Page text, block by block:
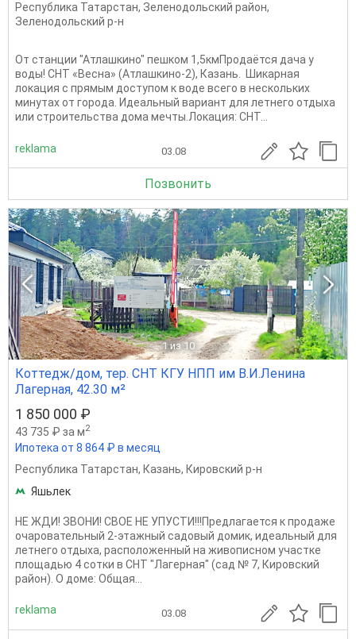
Республика Татарстан, Зеленодольский район,
Зеленодольский р-н
От станции "Атлашкино" пешком 1,5кмПродаётся дача у
воды! СНТ «Весна» (Атлашкино-2), Казань. Шикарная
локация с прямым доступом к воде всего в нескольких
минутах от города. Идеальный вариант для летнего отдыха
или строительства дома мечты.​​Локация: СНТ...
reklama 03.08
Позвонить
1 из 10
Коттедж/дом, тер. СНТ КГУ НПП им В.И.Ленина
Лагерная, 42.30 м²
1 850 000 ₽
43 735 ₽ за м2
Ипотека от 8 864 ₽ в месяц
Республика Татарстан, Казань, Кировский р-н
Яшьлек
НЕ ЖДИ! ЗВОНИ! СВОЕ НЕ УПУСТИ!!!Предлагается к продаже
очаровательный 2-этажный садовый домик, идеальный для
летнего отдыха, расположенный на живописном участке
площадью 4 сотки в СНТ "Лагерная" (сад № 7, Кировский
район). О доме: Общая...
reklama 03.08